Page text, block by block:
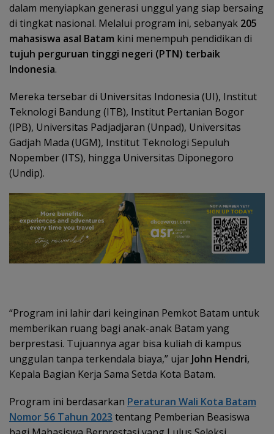
dalam menyiapkan generasi unggul yang siap bersaing
di tingkat nasional. Melalui program ini, sebanyak 205
mahasiswa asal Batam kini menempuh pendidikan di
tujuh perguruan tinggi negeri (PTN) terbaik
Indonesia.
Mereka tersebar di Universitas Indonesia (UI), Institut
Teknologi Bandung (ITB), Institut Pertanian Bogor
(IPB), Universitas Padjadjaran (Unpad), Universitas
Gadjah Mada (UGM), Institut Teknologi Sepuluh
Nopember (ITS), hingga Universitas Diponegoro
(Undip).
“Program ini lahir dari keinginan Pemkot Batam untuk
memberikan ruang bagi anak-anak Batam yang
berprestasi. Tujuannya agar bisa kuliah di kampus
unggulan tanpa terkendala biaya,” ujar John Hendri,
Kepala Bagian Kerja Sama Setda Kota Batam.
Program ini berdasarkan Peraturan Wali Kota Batam
Nomor 56 Tahun 2023 tentang Pemberian Beasiswa